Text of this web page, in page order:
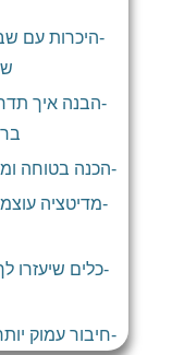
-היכרות עם
-הבנה איך
-הכנה בטוחה
-מדיטציה
-כלים שיעזרו
-חיבור עמוק